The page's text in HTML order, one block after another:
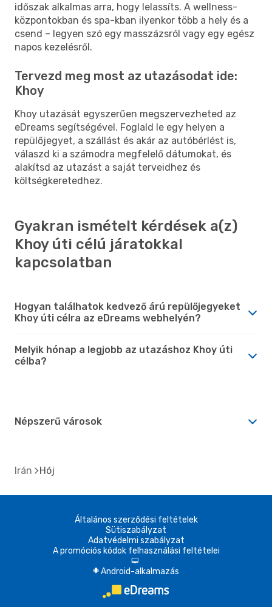
időszak alkalmas arra, hogy lelassíts. A wellness-
központokban és spa-kban ilyenkor több a hely és a
csend – legyen szó egy masszázsról vagy egy egész
napos kezelésről.
Tervezd meg most az utazásodat ide:
Khoy
Khoy utazását egyszerűen megszervezheted az
eDreams segítségével. Foglald le egy helyen a
repülőjegyet, a szállást és akár az autóbérlést is,
válaszd ki a számodra megfelelő dátumokat, és
alakítsd az utazást a saját terveidhez és
költségkeretedhez.
Gyakran ismételt kérdések a(z)
Khoy úti célú járatokkal
kapcsolatban
Hogyan találhatok kedvező árú repülőjegyeket
Khoy úti célra az eDreams webhelyén?
Melyik hónap a legjobb az utazáshoz Khoy úti
célba?
Népszerű városok
Irán Hój
Általános szerződési feltételek
Sütiszabályzat
Adatvédelmi szabályzat
A promóciós kódok felhasználási feltételei
d
A Android-alkalmazás